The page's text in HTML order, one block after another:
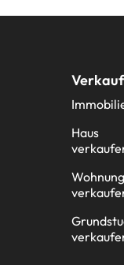
Haus
Wohnung